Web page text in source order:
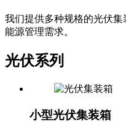
我们提供多种规格的光伏
能源管理需求。
光伏系列
小型光伏集装箱